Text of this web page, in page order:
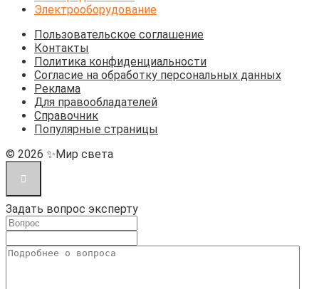
Электрооборудование
Пользовательское соглашение
Контакты
Политика конфиденциальности
Согласие на обработку персональных данных
Реклама
Для правообладателей
Справочник
Популярные страницы
© 2026 ✨Мир света
Задать вопрос эксперту